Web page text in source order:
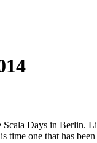
Days in Berlin.
time one that has